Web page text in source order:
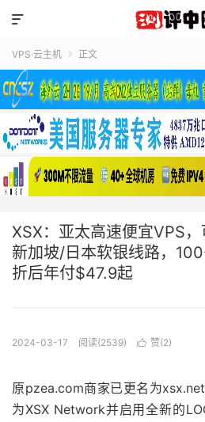

VPS·云主机  正文
XSX：亚太高速便宜VPS
新加坡/日本软银线路，
折后年付$47.9起
2024-03-17 阅读(2539)  赞(2)
原pzea.com商家已更名为
为XSX Network并启用全新的